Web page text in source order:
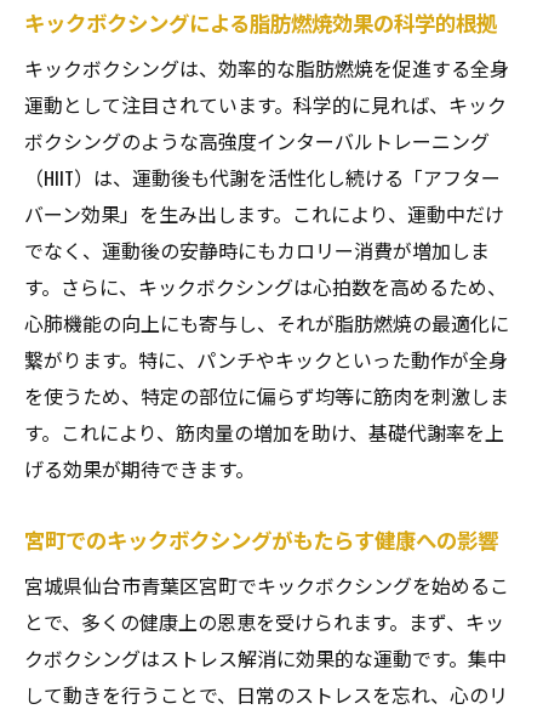
脂肪燃焼を最大化するためのトレーニング
のポイント
宮町でキックボクシングを楽しむための準
備と注意点
全身運動としてのキックボクシングとストレス
解消の効果
キックボクシングが全身運動として優れて
いる理由
ストレス軽減に役立つキックボクシングの
メカニズム
日常生活におけるキックボクシングの健康
効果
法
宮町でのキックボクシングとリラクゼーシ
ョンの結びつき
ストレスフリーな生活を送るためのキック
ボクシング取り入れ方
キックボクシングによる脂肪燃焼効果の科学的根拠
キックボクシングは、効率的な脂肪燃焼を促進する全身
運動として注目されています。科学的に見れば、キック
ボクシングのような高強度インターバルトレーニング
（HIIT）は、運動後も代謝を活性化し続ける「アフター
バーン効果」を生み出します。これにより、運動中だけ
でなく、運動後の安静時にもカロリー消費が増加しま
す。さらに、キックボクシングは心拍数を高めるため、
心肺機能の向上にも寄与し、それが脂肪燃焼の最適化に
繋がります。特に、パンチやキックといった動作が全身
を使うため、特定の部位に偏らず均等に筋肉を刺激しま
す。これにより、筋肉量の増加を助け、基礎代謝率を上
げる効果が期待できます。
宮町でのキックボクシングがもたらす健康への影響
宮城県仙台市青葉区宮町でキックボクシングを始めるこ
とで、多くの健康上の恩恵を受けられます。まず、キッ
クボクシングはストレス解消に効果的な運動です。集中
して動きを行うことで、日常のストレスを忘れ、心のリ